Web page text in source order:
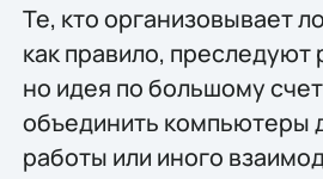
Те, кто организовывает
как правило, преследуют
но идея по большому
объединить компьютеры
работы или иного